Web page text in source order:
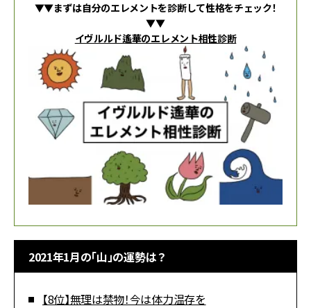
▼▼まずは自分のエレメントを診断して性格をチェック！
▼▼
イヴルルド遙華のエレメント相性診断
2021年1月の「山」の運勢は？
【8位】無理は禁物！今は体力温存を